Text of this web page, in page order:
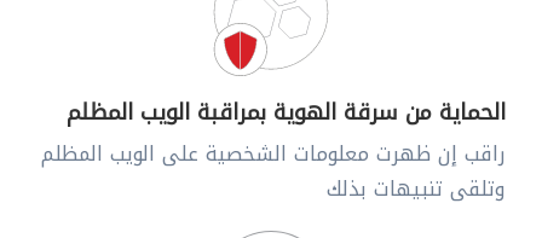
الحماية من سرقة الهوية بمراقبة الويب المظلم
راقب إن ظهرت معلومات الشخصية على الويب المظلم
وتلقى تنبيهات بذلك